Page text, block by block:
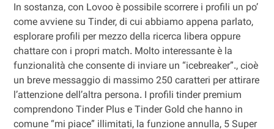
In sostanza, con Lovoo è possibile scorrere i profili un po’
come avviene su Tinder, di cui abbiamo appena parlato,
esplorare profili per mezzo della ricerca libera oppure
chattare con i propri match. Molto interessante è la
funzionalità che consente di inviare un “icebreaker”., cioè
un breve messaggio di massimo 250 caratteri per attirare
l’attenzione dell’altra persona. I profili tinder premium
comprendono Tinder Plus e Tinder Gold che hanno in
comune “mi piace” illimitati, la funzione annulla, 5 Super